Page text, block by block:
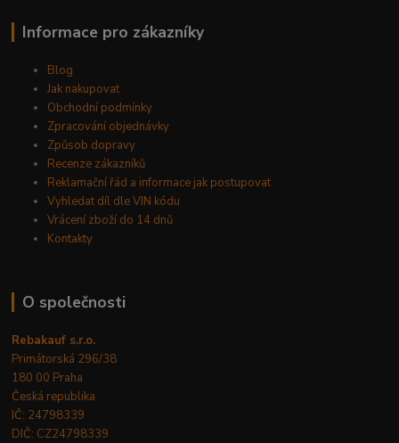
Informace pro zákazníky
Blog
Jak nakupovat
Obchodní podmínky
Zpracování objednávky
Způsob dopravy
Recenze zákazníků
Reklamační řád a informace jak postupovat
Vyhledat díl dle VIN kódu
Vrácení zboží do 14 dnů
Kontakty
O společnosti
Rebakauf s.r.o.
Primátorská 296/38
180 00 Praha
Česká republika
IČ: 24798339
DIČ: CZ24798339